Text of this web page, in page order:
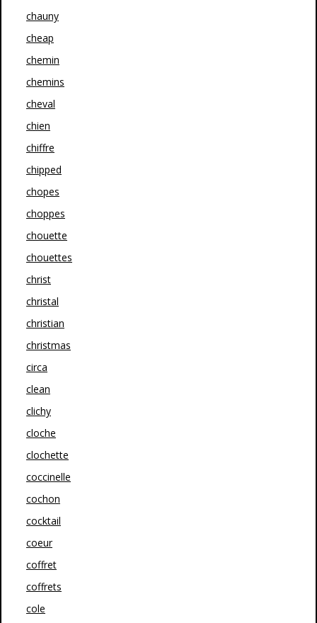
chauny
cheap
chemin
chemins
cheval
chien
chiffre
chipped
chopes
choppes
chouette
chouettes
christ
christal
christian
christmas
circa
clean
clichy
cloche
clochette
coccinelle
cochon
cocktail
coeur
coffret
coffrets
cole